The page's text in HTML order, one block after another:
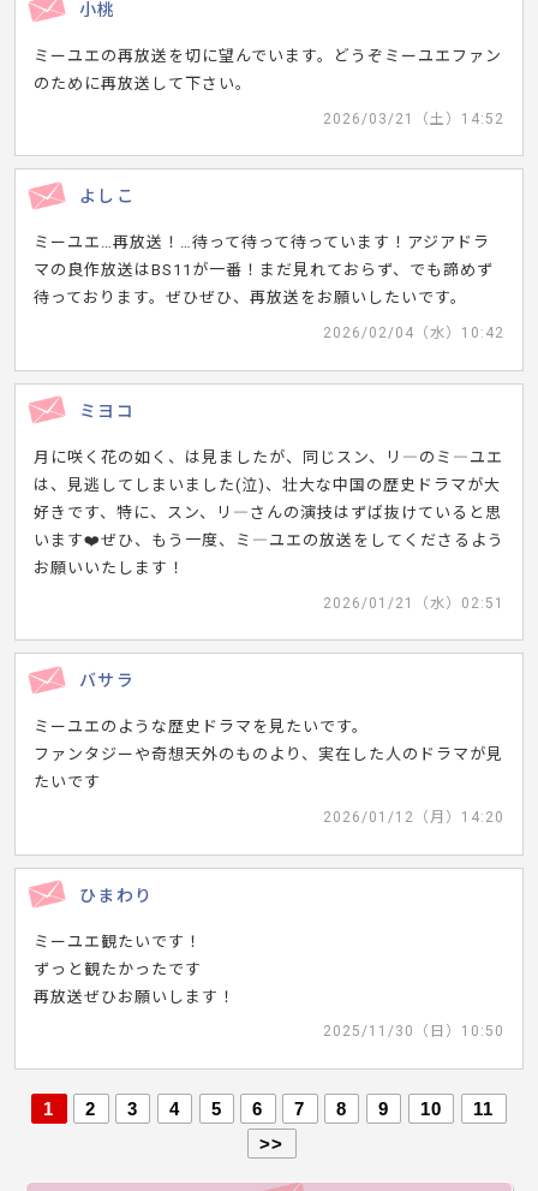
小桃
ミーユエの再放送を切に望んでいます。どうぞミーユエファン
のために再放送して下さい。
2026/03/21（土）14:52
よしこ
ミーユエ…再放送！…待って待って待っています！アジアドラ
マの良作放送はBS11が一番！まだ見れておらず、でも諦めず
待っております。ぜひぜひ、再放送をお願いしたいです。
2026/02/04（水）10:42
ミヨコ
月に咲く花の如く、は見ましたが、同じスン、リ―のミ―ユエ
は、見逃してしまいました(泣)、壮大な中国の歴史ドラマが大
好きです、特に、スン、リ―さんの演技はずば抜けていると思
います❤️ぜひ、もう一度、ミ―ユエの放送をしてくださるよう
お願いいたします！
2026/01/21（水）02:51
バサラ
ミーユエのような歴史ドラマを見たいです。
ファンタジーや奇想天外のものより、実在した人のドラマが見
たいです
2026/01/12（月）14:20
ひまわり
ミーユエ観たいです！
ずっと観たかったです
再放送ぜひお願いします！
2025/11/30（日）10:50
1 2 3 4 5 6 7 8 9 10
11
>>